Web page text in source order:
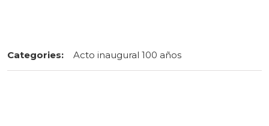
Categories: Acto inaugural 100 años